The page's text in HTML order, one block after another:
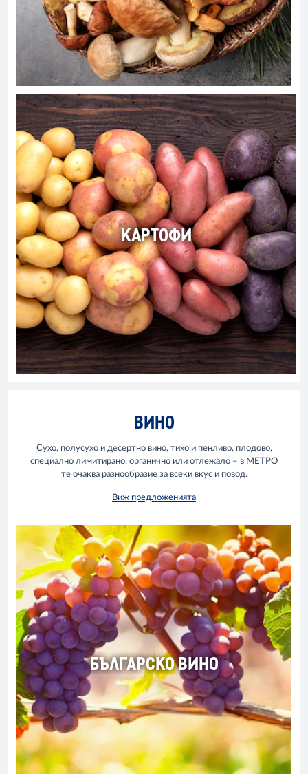
КАРТОФИ
ВИНО
Сухо, полусухо и десертно вино, тихо и пенливо, плодово,
специално лимитирано, органично или отлежало – в МЕТРО
те очаква разнообразие за всеки вкус и повод.
Виж предложенията
БЪЛГАРСКО ВИНО